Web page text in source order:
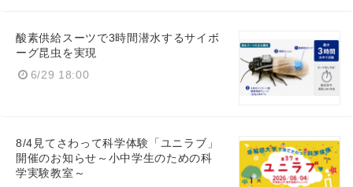
酸素供給スーツで3時間潜水するサイボ
ーグ昆虫を実現
6/29 18:00
8/4見てさわって科学体験「ユニラブ」
開催のお知らせ～小中学生のための科
学実験教室～